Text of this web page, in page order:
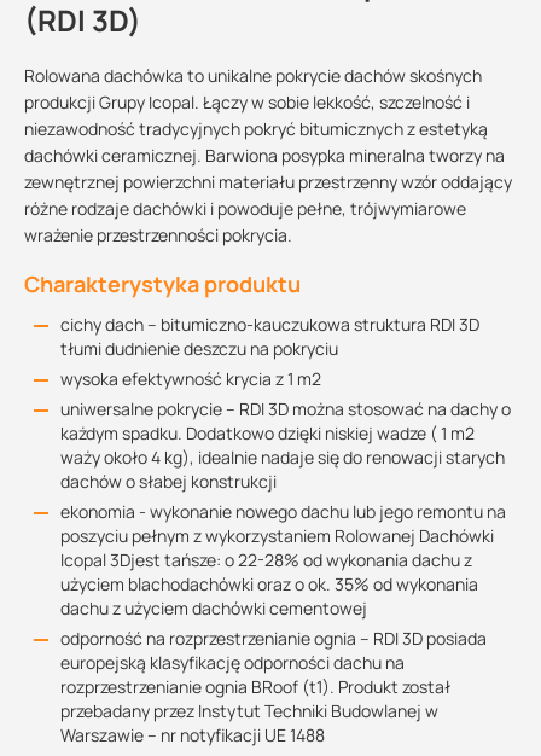
(RDI 3D)
Rolowana dachówka to unikalne pokrycie dachów skośnych
produkcji Grupy Icopal. Łączy w sobie lekkość, szczelność i
niezawodność tradycyjnych pokryć bitumicznych z estetyką
dachówki ceramicznej. Barwiona posypka mineralna tworzy na
zewnętrznej powierzchni materiału przestrzenny wzór oddający
różne rodzaje dachówki i powoduje pełne, trójwymiarowe
wrażenie przestrzenności pokrycia.
Charakterystyka produktu
cichy dach – bitumiczno-kauczukowa struktura RDI 3D
tłumi dudnienie deszczu na pokryciu
wysoka efektywność krycia z 1 m2
uniwersalne pokrycie – RDI 3D można stosować na dachy o
każdym spadku. Dodatkowo dzięki niskiej wadze ( 1 m2
waży około 4 kg), idealnie nadaje się do renowacji starych
dachów o słabej konstrukcji
ekonomia - wykonanie nowego dachu lub jego remontu na
poszyciu pełnym z wykorzystaniem Rolowanej Dachówki
Icopal 3Djest tańsze: o 22-28% od wykonania dachu z
użyciem blachodachówki oraz o ok. 35% od wykonania
dachu z użyciem dachówki cementowej
odporność na rozprzestrzenianie ognia – RDI 3D posiada
europejską klasyfikację odporności dachu na
rozprzestrzenianie ognia BRoof (t1). Produkt został
przebadany przez Instytut Techniki Budowlanej w
Warszawie – nr notyfikacji UE 1488